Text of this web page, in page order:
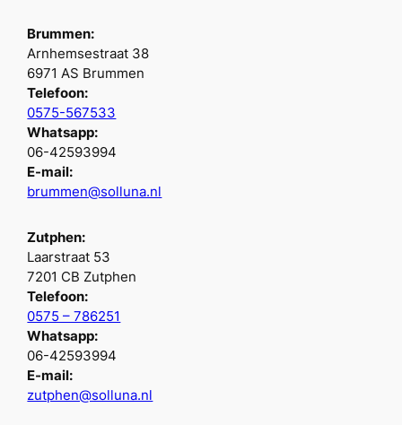
Brummen:
Arnhemsestraat 38
6971 AS Brummen
Telefoon:
0575-567533
Whatsapp:
06-42593994
E-mail:
brummen@solluna.nl
Zutphen:
Laarstraat 53
7201 CB Zutphen
Telefoon:
0575 – 786251
Whatsapp:
06-42593994
E-mail:
zutphen@solluna.nl